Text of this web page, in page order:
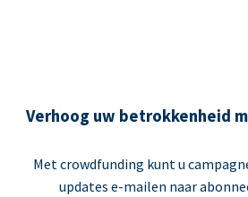
Verhoog uw betrokkenheid
Met crowdfunding kunt u
updates e-mailen naar